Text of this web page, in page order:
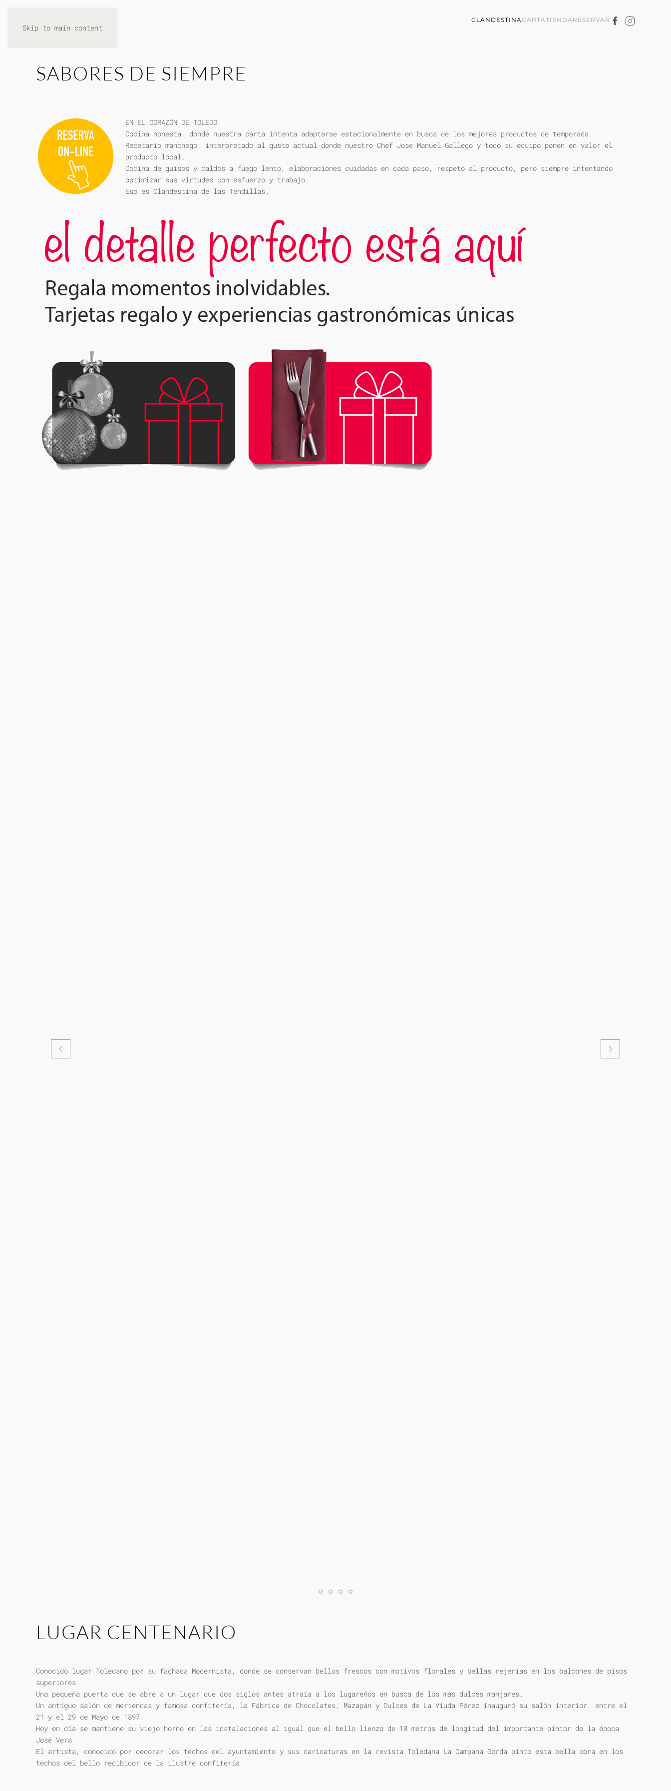
Skip to main content
CLANDESTINACARTATIENDARESERVAR
SABORES DE SIEMPRE
EN EL CORAZÓN DE TOLEDO
Cocina honesta, donde nuestra carta intenta adaptarse estacionalmente en busca de los mejores productos de temporada.
Recetario manchego, interpretado al gusto actual donde nuestro Chef Jose Manuel Gallego y todo su equipo ponen en valor el
producto local.
Cocina de guisos y caldos a fuego lento, elaboraciones cuidadas en cada paso, respeto al producto, pero siempre intentando
optimizar sus virtudes con esfuerzo y trabajo.
Eso es Clandestina de las Tendillas.
LUGAR CENTENARIO
Conocido lugar Toledano por su fachada Modernista, donde se conservan bellos frescos con motivos florales y bellas rejerías en los balcones de pisos
superiores.
Una pequeña puerta que se abre a un lugar que dos siglos antes atraía a los lugareños en busca de los más dulces manjares.
Un antiguo salón de meriendas y famosa confitería, la Fábrica de Chocolates, Mazapán y Dulces de La Viuda Pérez inauguró su salón interior, entre el
21 y el 29 de Mayo de 1897.
Hoy en día se mantiene su viejo horno en las instalaciones al igual que el bello lienzo de 10 metros de longitud del importante pintor de la época
José Vera.
El artista, conocido por decorar los techos del ayuntamiento y sus caricaturas en la revista Toledana La Campana Gorda pinto esta bella obra en los
techos del bello recibidor de la ilustre confitería.